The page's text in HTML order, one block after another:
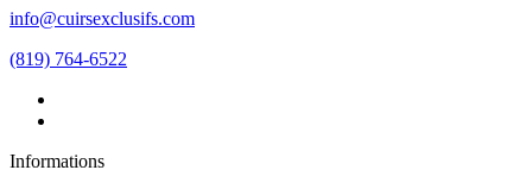
info@cuirsexclusifs.com
(819) 764-6522
Informations